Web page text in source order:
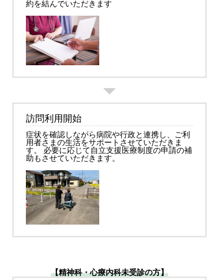
約を結んでいただきます
訪問利用開始
症状を確認しながら病院や行政と連携し、ご利
用者さまの生活をサポートさせていただきま
す。 必要に応じて自立支援医療制度の申請の補
助もさせていただきます。
【精神科・心療内科未受診の方】